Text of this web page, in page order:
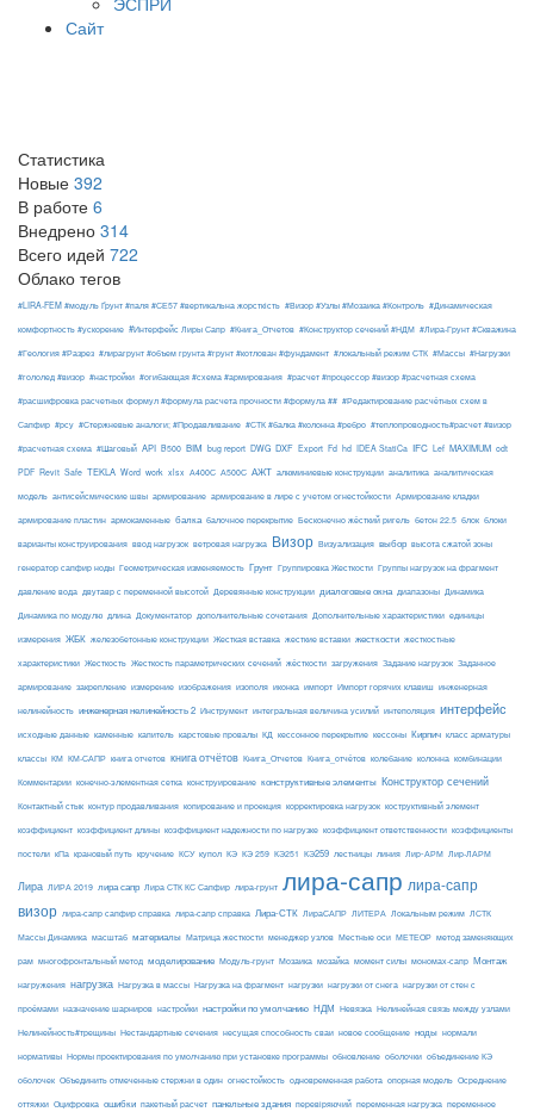
Сайт
Статистика
Новые 392
В работе 6
Внедрено 314
Всего идей 722
Облако тегов
#LIRA-FEM #модуль Ґрунт #паля #СЕ57 #вертикальна жорсткість #Визор #Узлы #Мозаика #Контроль #Динамическая
комфортность #ускорение #Интерфейс Лиры Сапр #Книга_Отчетов #Конструктор сечений #НДМ #Лира-Грунт #Скважина
#Геология #Разрез #лирагрунт #объем грунта #грунт #котлован #фундамент #локальный режим СТК #Массы #Нагрузки
#гололед #визор #настройки #огибающая #схема #армирования #расчет #процессор #визор #расчетная схема
#расшифровка расчетных формул #формула расчета прочности #формула ## #Редактирование расчётных схем в
Сапфир #рсу #Стержневые аналоги; #Продавливание #СТК #балка #колонна #ребро #теплопроводность#расчет #визор
#расчетная схема #Шаговый API B500 BIM bug report DWG DXF Export Fd hd IDEA StatiCa IFC Lef MAXIMUM odt
PDF Revit Safe TEKLA Word work xlsx А400С А500С АЖТ алюминиевые конструкции аналитика аналитическая
модель антисейсмические швы армирование армирование в лире с учетом огнестойкости Армирование кладки
армирование пластин армокаменные балка балочное перекрытие Бесконечно жёсткий ригель бетон 22.5 блок блоки
варианты конструирования ввод нагрузок ветровая нагрузка Визор Визуализация выбор высота сжатой зоны
генератор сапфир ноды Геометрическая изменяемость Грунт Группировка Жесткости Группы нагрузок на фрагмент
давление вода двутавр с переменной высотой Деревянные конструкции диалоговые окна диапазоны Динамика
Динамика по модулю длина Документатор дополнительные сочетания Дополнительные характеристики единицы
измерения ЖБК железобетонные конструкции Жесткая вставка жесткие вставки жесткости жесткостные
характеристики Жесткость Жесткость параметрических сечений жёсткости загружения Задание нагрузок Заданное
армирование закрепление измерение изображения изополя иконка импорт Импорт горячих клавиш инженерная
нелинейность инженерная нелинейность 2 Инструмент интегральная величина усилий интеполяция интерфейс
исходные данные каменные капитель карстовые провалы КД кессонное перекрытие кессоны Кирпич класс арматуры
классы КМ КМ-САПР книга отчетов книга отчётов Книга_Отчетов Книга_отчётов колебание колонна комбинации
Комментарии конечно-элементная сетка конструирование конструктивные элементы Конструктор сечений
Контактный стык контур продавливания копирование и проекция корректировка нагрузок коструктивный элемент
коэффициент коэффициент длины коэффициент надежности по нагрузке коэффициент ответственности коэффициенты
постели кПа крановый путь кручение КСУ купол КЭ КЭ 259 КЭ251 КЭ259 лестницы линия Лир-АРМ Лир-ЛАРМ
Лира ЛИРА 2019 лира сапр Лира СТК КС Сапфир лира-грунт лира-сапр лира-сапр
визор лира-сапр сапфир справка лира-сапр справка Лира-СТК ЛираСАПР ЛИТЕРА Локальным режим ЛСТК
Массы Динамика масштаб материалы Матрица жесткости менеджер узлов Местные оси МЕТЕОР метод заменяющих
рам многофронтальный метод моделирование Модуль-грунт Мозаика мозайка момент силы мономах-сапр Монтаж
нагружения нагрузка Нагрузка в массы Нагрузка на фрагмент нагрузки нагрузки от снега нагрузки от стен с
проёмами назначение шарниров настройки настройки по умолчанию НДМ Невязка Нелинейная связь между узлами
Нелинейность#трещины Нестандартные сечения несущая способность сваи новое сообщение ноды нормали
нормативы Нормы проектирования по умолчанию при установке программы обновление оболочки объединение КЭ
оболочек Объединить отмеченные стержни в один огнестойкость одновременная работа опорная модель Осреднение
оттяжки Оцифровка ошибки пакетный расчет панельные здания перевіряючий переменная нагрузка переменное